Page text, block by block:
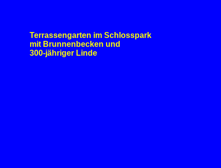
Terrassengarten im Schlosspark
mit Brunnenbecken und
300-jähriger Linde